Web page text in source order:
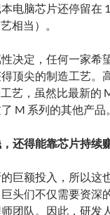
电脑芯片还停留在
相当）。
决定，任何一家希
顶尖的制造工艺。
艺，虽然比最新的
M 系列的其他产品。
还得能靠芯片持续
巨额投入，所以这
头们不仅需要资深
团队。因此，研发